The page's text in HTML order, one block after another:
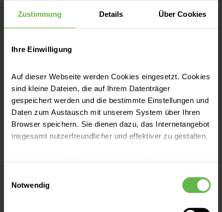
Zustimmung Details Über Cookies
Ihre Einwilligung
Auf dieser Webseite werden Cookies eingesetzt. Cookies
sind kleine Dateien, die auf Ihrem Datenträger
gespeichert werden und die bestimmte Einstellungen und
Daten zum Austausch mit unserem System über Ihren
Browser speichern. Sie dienen dazu, das Internetangebot
insgesamt nutzerfreundlicher und effektiver zu gestalten.
eingesetzt werden.
Es steht Ihnen frei, unsere Seite mit nur den notwendigen
Notwendig
Saarow
Telefon: (03 36 31) 73 506
E-Mail senden
Meine Fachbereiche
Pädiatrie
Es ist uns besonders wichtig, dass Sie sich